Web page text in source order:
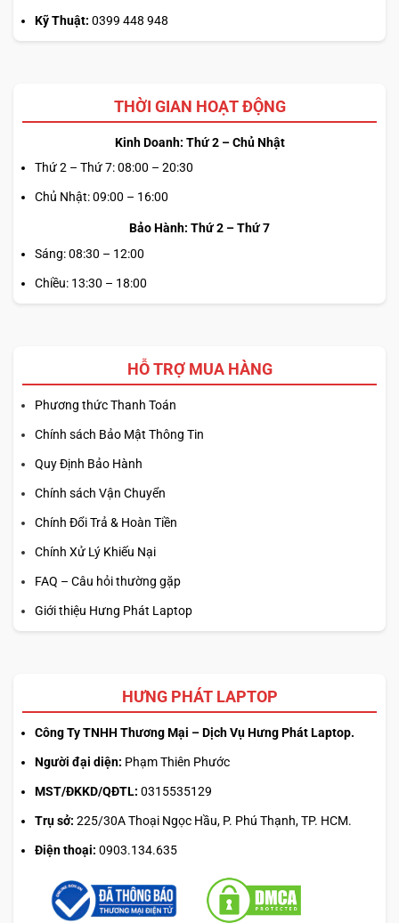
Kỹ Thuật: 0399 448 948
THỜI GIAN HOẠT ĐỘNG
Kinh Doanh: Thứ 2 – Chủ Nhật
Thứ 2 – Thứ 7: 08:00 – 20:30
Chủ Nhật: 09:00 – 16:00
Bảo Hành: Thứ 2 – Thứ 7
Sáng: 08:30 – 12:00
Chiều: 13:30 – 18:00
HỖ TRỢ MUA HÀNG
Phương thức Thanh Toán
Chính sách Bảo Mật Thông Tin
Quy Định Bảo Hành
Chính sách Vận Chuyển
Chính Đổi Trả & Hoàn Tiền
Chính Xử Lý Khiếu Nại
FAQ – Câu hỏi thường gặp
Giới thiệu Hưng Phát Laptop
HƯNG PHÁT LAPTOP
Công Ty TNHH Thương Mại – Dịch Vụ Hưng Phát Laptop.
Người đại diện: Phạm Thiên Phước
MST/ĐKKD/QĐTL: 0315535129
Trụ sở: 225/30A Thoại Ngọc Hầu, P. Phú Thạnh, TP. HCM.
Điện thoại: 0903.134.635